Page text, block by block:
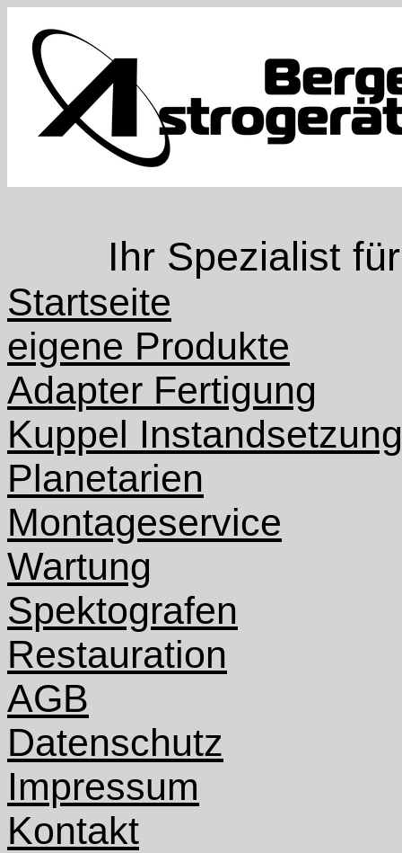
Ihr Spezialist
Startseite
eigene Produkte
Adapter Fertigung
Kuppel Instandsetzung
Planetarien
Montageservice
Wartung
Spektografen
Restauration
AGB
Datenschutz
Impressum
Kontakt